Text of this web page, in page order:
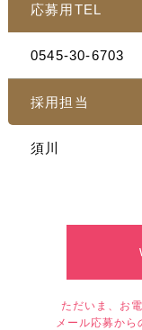
応募用TEL
0545-30-6703
採用担当
須川
ただいま、お
メール応募から